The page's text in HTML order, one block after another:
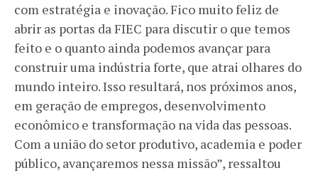
com estratégia e inovação. Fico muito feliz de
abrir as portas da FIEC para discutir o que temos
feito e o quanto ainda podemos avançar para
construir uma indústria forte, que atrai olhares do
mundo inteiro. Isso resultará, nos próximos anos,
em geração de empregos, desenvolvimento
econômico e transformação na vida das pessoas.
Com a união do setor produtivo, academia e poder
público, avançaremos nessa missão”, ressaltou